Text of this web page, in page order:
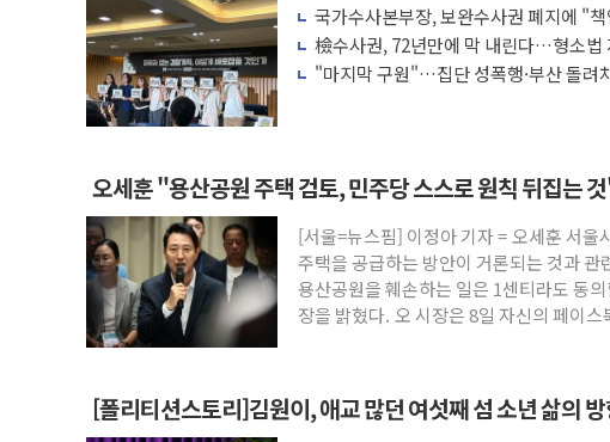
국가수사본부장, 보완수사권 폐지에 "
려 해소"
檢수사권, 72년만에 막 내린다…형소법
"마지막 구원"…집단 성폭행·부산 돌려
오세훈 "용산공원 주택 검토, 민주당 스스로 원칙 뒤집는
[서울=뉴스핌] 이정아 기자 = 오세훈 서울
주택을 공급하는 방안이 거론되는 것과 관
용산공원을 훼손하는 일은 1센티라도 동
장을 밝혔다. 오 시장은 8일 자신의 페이
[폴리티션스토리]김원이, 애교 많던 여섯째 섬 소년 삶의